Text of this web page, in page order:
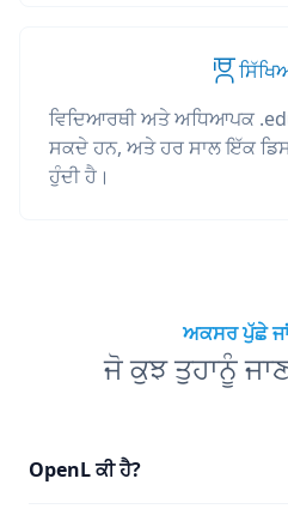
ਵਿਦਿਆਰਥੀ ਅਤੇ ਅਧਿਆਪਕ
ਸਕਦੇ ਹਨ, ਅਤੇ ਹਰ ਸਾਲ ਇੱਕ
ਹੁੰਦੀ ਹੈ।
ਅਕਸਰ ਪੁੱਛੇ
ਜੋ ਕੁਝ ਤੁਹਾਨੂੰ
OpenL ਕੀ ਹੈ?